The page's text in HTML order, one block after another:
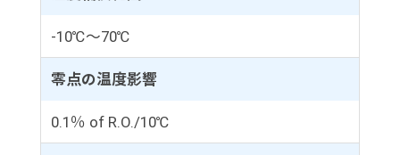
-10℃～70℃
零点の温度影響
0.1％ of R.O./10℃